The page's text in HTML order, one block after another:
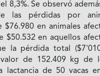
8,3%. Se observó
las pérdidas por
$76.980 en animales
$50.532 en aquellos
la pérdida total
de 152.409 kg de
lactancia de 50 vacas